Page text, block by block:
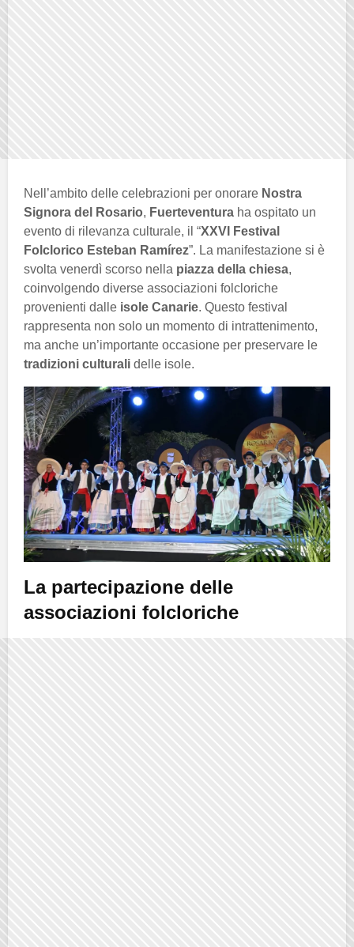
Nell’ambito delle celebrazioni per onorare Nostra
Signora del Rosario, Fuerteventura ha ospitato un
evento di rilevanza culturale, il “XXVI Festival
Folclorico Esteban Ramírez”. La manifestazione si è
svolta venerdì scorso nella piazza della chiesa,
coinvolgendo diverse associazioni folcloriche
provenienti dalle isole Canarie. Questo festival
rappresenta non solo un momento di intrattenimento,
ma anche un’importante occasione per preservare le
tradizioni culturali delle isole.
La partecipazione delle
associazioni folcloriche